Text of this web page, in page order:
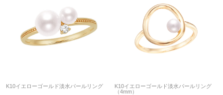
K10イエローゴールド淡水パールリング
K10イエローゴールド淡水パールリング
（4mm）